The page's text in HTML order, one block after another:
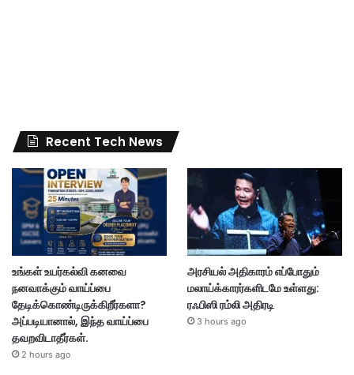
Recent Tech News
உங்கள் உயர்கல்வி கனவை
நனவாக்கும் வாய்ப்பை
தேடிக்கொண்டிருக்கிறீர்களா?
அப்படியானால், இந்த வாய்ப்பை
தவறவிடாதீர்கள்.
2 hours ago
அரசியல் அதிகாரம் எப்போதும்
மலாய்க்காரர்களிடமே உள்ளது:
ரஃபிஸி ரம்லி அதிரடி
3 hours ago